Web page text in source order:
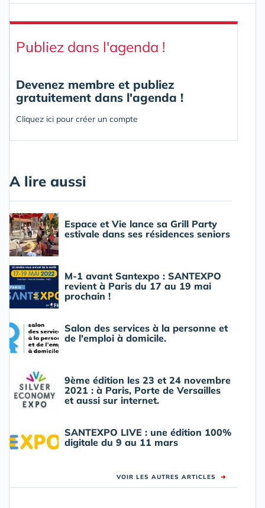
Publiez dans l'agenda !
Devenez membre et publiez
gratuitement dans l'agenda !
Cliquez ici pour créer un compte
A lire aussi
Espace et Vie lance sa Grill Party
estivale dans ses résidences seniors
M-1 avant Santexpo : SANTEXPO
revient à Paris du 17 au 19 mai
prochain !
Salon des services à la personne et
de l'emploi à domicile.
9ème édition les 23 et 24 novembre
2021 : à Paris, Porte de Versailles
et aussi sur internet.
SANTEXPO LIVE : une édition 100%
digitale du 9 au 11 mars
VOIR LES AUTRES ARTICLES ➜